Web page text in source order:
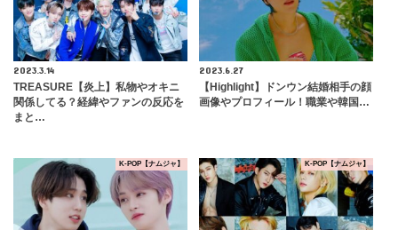
2023.3.14
TREASURE【炎上】私物やオキニ
関係してる？経緯やファンの反応を
まと…
2023.6.27
【Highlight】ドンウン結婚相手の顔
画像やプロフィール！職業や韓国…
K-POP【ナムジャ】 K-POP【ナムジャ】